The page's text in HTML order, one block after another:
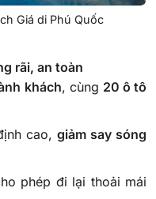
Giá di Phú Quốc
rãi, an toàn
khách, cùng 20 ô tô
cao,giảm say sóng
phép đi lại thoải mái